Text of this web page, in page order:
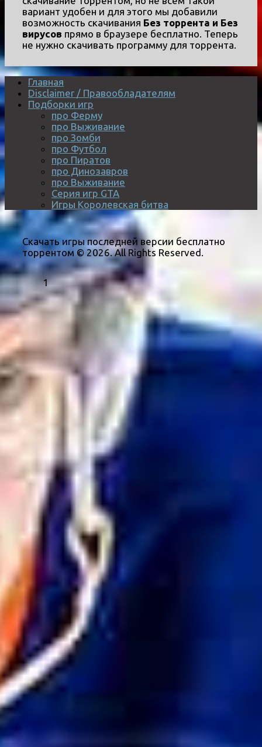
вариант удобен и для этого мы добавили
возможность скачивания Без торрента и Без
вирусов прямо в браузере бесплатно. Теперь
не нужно скачивать программу для торрента.
Главная
Disclaimer / Правообладателям
Подборки игр
про Ферму
про Выживание
про Зомби
про Футбол
про Пиратов
про Динозавров
про Выживание
Серия игр GTA
Игры Королевская битва
Скачать игры последней версии бесплатно
торрентом © 2026. All Rights Reserved.
1